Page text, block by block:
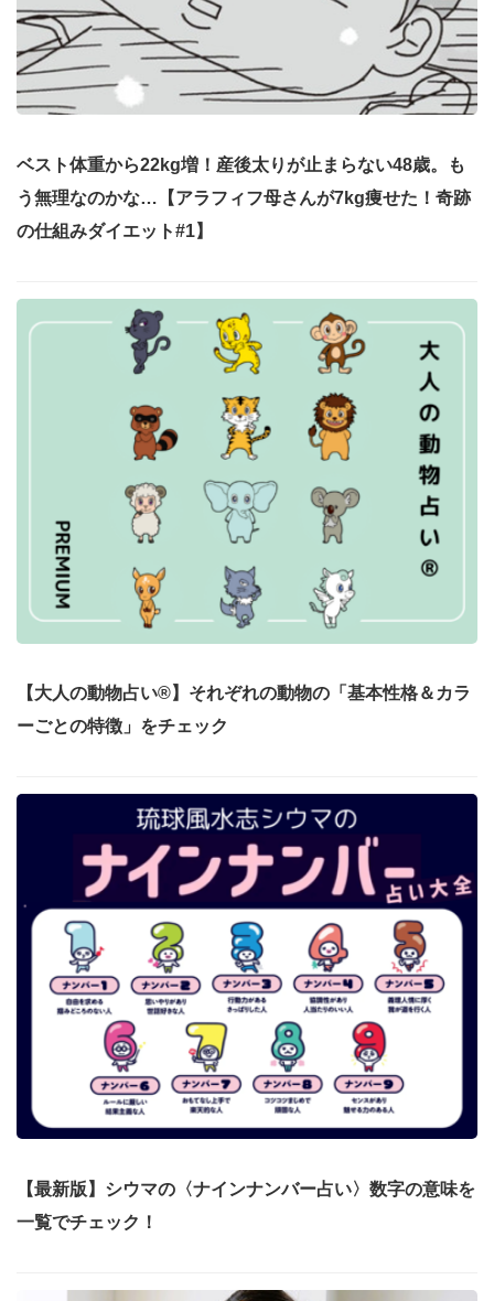
ベスト体重から22kg増！産後太りが止まらない48歳。も
う無理なのかな…【アラフィフ母さんが7kg痩せた！奇跡
の仕組みダイエット#1】
【大人の動物占い®】それぞれの動物の「基本性格＆カラ
ーごとの特徴」をチェック
【最新版】シウマの〈ナインナンバー占い〉数字の意味を
一覧でチェック！